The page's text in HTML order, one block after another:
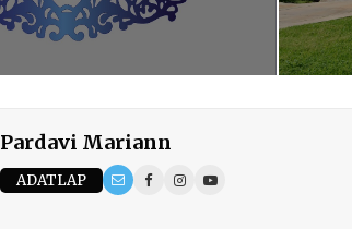
Pardavi Mariann
ADATLAP